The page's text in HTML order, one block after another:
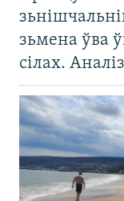
зьмена ўва
сілах.